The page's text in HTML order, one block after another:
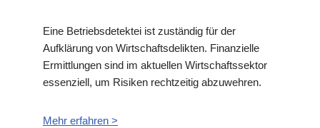
Eine Betriebsdetektei ist zuständig für der
Aufklärung von Wirtschaftsdelikten. Finanzielle
Ermittlungen sind im aktuellen Wirtschaftssektor
essenziell, um Risiken rechtzeitig abzuwehren.
Mehr erfahren >